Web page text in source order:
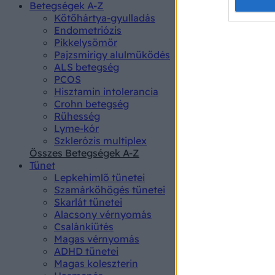
Betegségek A-Z
Kötőhártya-gyulladás
Endometriózis
Pikkelysömör
Pajzsmirigy alulműködés
ALS betegség
PCOS
Hisztamin intolerancia
Crohn betegség
Rühesség
Lyme-kór
Szklerózis multiplex
Összes Betegségek A-Z
Tünet
Lepkehimlő tünetei
Szamárköhögés tünetei
Skarlát tünetei
Alacsony vérnyomás
Csalánkiütés
Magas vérnyomás
ADHD tünetei
Magas koleszterin